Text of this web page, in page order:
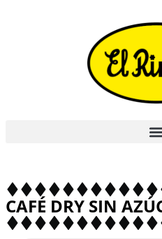
CAFÉ DRY SIN